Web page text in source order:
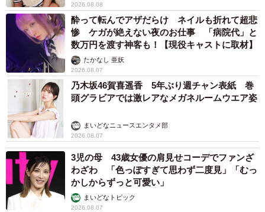
2026.08.08
酔って転んでアザだらけ ネイルも折れて超悲
惨 ケガが絶えない夜のお仕事 「病院代」と
数万円を渡す神客も！【現役キャストに取材】
たかなし 亜妖
2026.08.07
乃木坂46賀喜遥香 5年ぶり週チャン表紙 巻
頭グラビアでは激レアなメガネルームウエア姿
まいどなニュースエンタメ部
2026.08.07
3児の母 43歳女優の肩見せコーデでファンざ
わざわ 「色っぽすぎて思わず二度見」「むっ
かしからずっと可愛い」
まいどなトピック
2026.08.07